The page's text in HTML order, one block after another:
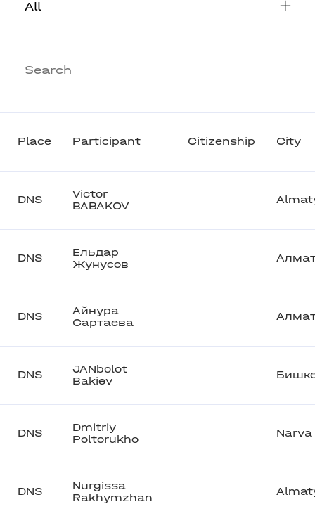
Place Participant Citizenship City
DNS
Victor
BABAKOV
DNS
Ельдар
Жунусов
DNS
Айнура
Сартаева
DNS
JANbolot
Bakiev
DNS
Dmitriy
Poltorukho
Narva
DNS
Nurgissa
Rakhymzhan